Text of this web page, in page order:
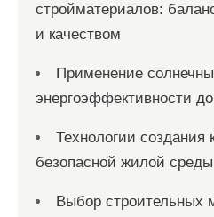
стройматериалов:
и качеством
Применение
энергоэффективности
Технологии создания
безопасной жилой среды
Выбор строительных